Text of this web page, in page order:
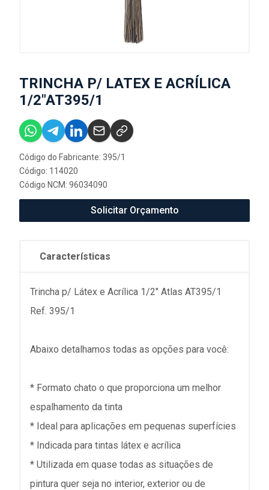
TRINCHA P/ LATEX E ACRÍLICA
1/2"AT395/1
Código do Fabricante: 395/1
Código: 114020
Código NCM: 96034090
Solicitar Orçamento
Características
Trincha p/ Látex e Acrílica 1/2" Atlas AT395/1
Ref. 395/1
Abaixo detalhamos todas as opções para você:
* Formato chato o que proporciona um melhor
espalhamento da tinta
* Ideal para aplicações em pequenas superfícies
* Indicada para tintas látex e acrílica
* Utilizada em quase todas as situações de
pintura quer seja no interior, exterior ou de